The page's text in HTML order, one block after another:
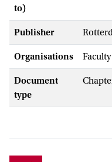
to)
Publisher
Organisations
Document
type